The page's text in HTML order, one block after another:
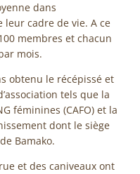
dans
leur cadre de vie. A ce
membres et chacun
mois.
obtenu le récépissé et
tels que la
féminines (CAFO) et la
dont le siège
Bamako.
et des caniveaux ont